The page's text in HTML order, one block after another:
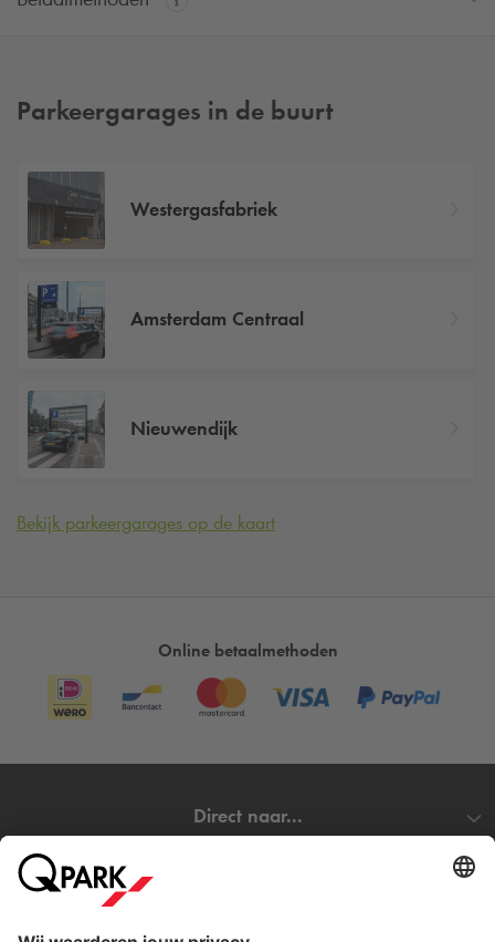
Parkeergarages in de buurt
Westergasfabriek
Amsterdam Centraal
Nieuwendijk
Bekijk parkeergarages op de kaart
Online betaalmethoden
Direct naar...